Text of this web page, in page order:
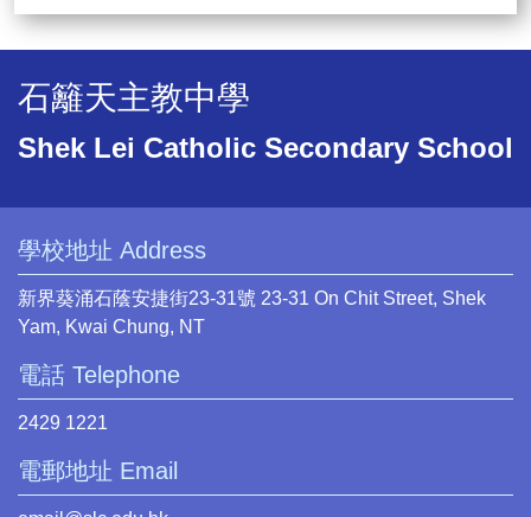
石籬天主教中學
Shek Lei Catholic Secondary School
學校地址 Address
新界葵涌石蔭安捷街23-31號 23-31 On Chit Street, Shek
Yam, Kwai Chung, NT
電話 Telephone
2429 1221
電郵地址 Email